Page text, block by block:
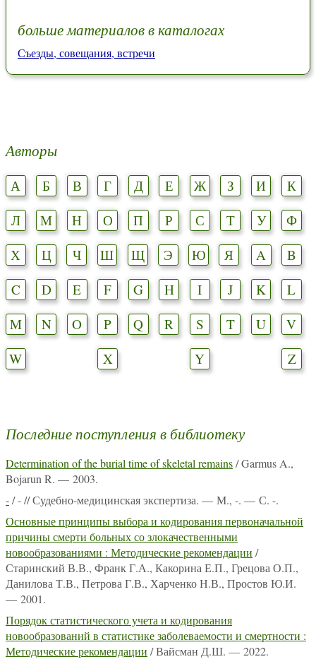
больше материалов в каталогах
Съезды, совещания, встречи
Авторы
А Б В Г Д Е Ж З И
К
Л
М Н О П Р С Т У
Ф
Х
Ц Ч Ш Щ Э Ю Я A
B
C
D E F G H I J K
L
M
N O P Q R S T U
V
W
X Y Z
Последние поступления в библиотеку
Determination of the burial time of skeletal remains/ Garmus A.,
Bojarun R. — 2003.
-/ - // Судебно-медицинская экспертиза. — М., -. — С. -.
Основные принципы выбора и кодирования первоначальной
причины смерти больных со злокачественными
новообразованиями : Методические рекомендации /
Старинский В.В., Франк Г.А., Какорина Е.П., Грецова О.П.,
Данилова Т.В., Петрова Г.В., Харченко Н.В., Простов Ю.И.
— 2001.
Порядок статистического учета и кодирования
новообразований в статистике заболеваемости и смертности :
Методические рекомендации / Вайсман Д.Ш. — 2022.